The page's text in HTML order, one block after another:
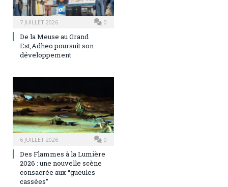
7 JUILLET 2026 0
De la Meuse au Grand
Est,Adheo poursuit son
développement
6 JUILLET 2026 0
Des Flammes à la Lumière
2026 : une nouvelle scène
consacrée aux “gueules
cassées”